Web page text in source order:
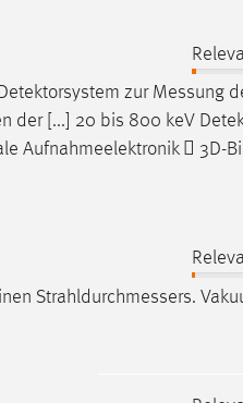
zur Messung
der [...] 20 bis 800 keV
Aufnahmeelektronik  3D-
Strahldurchmessers.